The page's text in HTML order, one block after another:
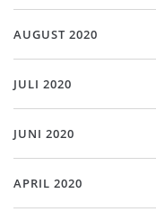
AUGUST 2020
JULI 2020
JUNI 2020
APRIL 2020